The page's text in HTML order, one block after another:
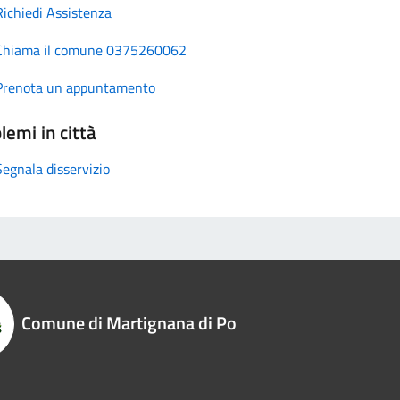
Assistenza
il comune 0375260062
un appuntamento
in città
disservizio
Comune di Martignana di Po